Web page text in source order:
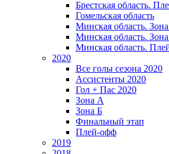
Брестская область.
Гомельская область
Минская область.
Минская область.
Минская область.
2020
Все голы сезона 2020
Ассистенты 2020
Гол + Пас 2020
Зона А
Зона Б
Финальный этап
Плей-офф
2019